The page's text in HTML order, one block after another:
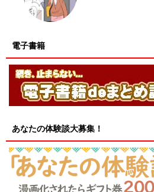
電子書籍
あなたの体験談大募集！